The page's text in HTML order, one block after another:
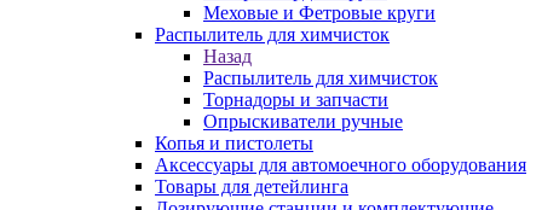
Меховые и Фетровые круги
Распылитель для химчисток
Назад
Распылитель для химчисток
Торнадоры и запчасти
Опрыскиватели ручные
Копья и пистолеты
Аксессуары для автомоечного оборудования
Товары для детейлинга